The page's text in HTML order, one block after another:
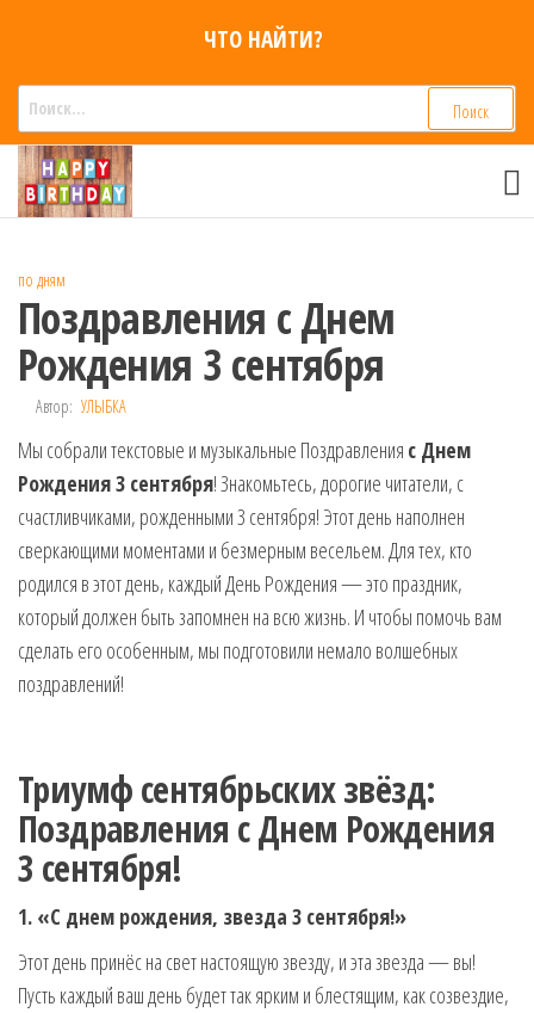
содержимому
ЧТО НАЙТИ?
поздравления
Голосовые смс
мобильный
для мужчин,
друзей.
Поздравления
в Смс на
телефон,
музыкальные.
Только для
тебя —
готовые
голосовые
Песни. Самые
Красивые,
Приятные
каждый день и
эротичные
сообщения!
по дням
Поздравления с Днем
Рождения 3 сентября
Автор: УЛЫБКА
Мы собрали текстовые и музыкальные Поздравления с Днем
Рождения 3 сентября! Знакомьтесь, дорогие читатели, с
счастливчиками, рожденными 3 сентября! Этот день наполнен
сверкающими моментами и безмерным весельем. Для тех, кто
родился в этот день, каждый День Рождения — это праздник,
который должен быть запомнен на всю жизнь. И чтобы помочь вам
сделать его особенным, мы подготовили немало волшебных
поздравлений!
Триумф сентябрьских звёзд:
Поздравления с Днем Рождения
3 сентября!
1. «С днем рождения, звезда 3 сентября!»
Этот день принёс на свет настоящую звезду, и эта звезда — вы!
Пусть каждый ваш день будет так ярким и блестящим, как созвездие,